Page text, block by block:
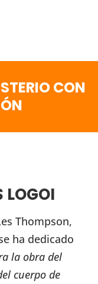
CON
LOGOI
Thompson,
ha dedicado
la obra del
cuerpo de